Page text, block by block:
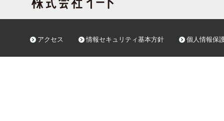
アクセス 情報セキュリティ基本方針 個人情報保